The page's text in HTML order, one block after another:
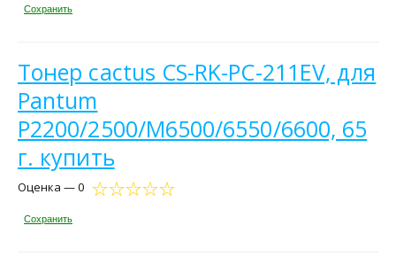
Сохранить
Тонер cactus CS-RK-PC-211EV, для
Pantum
P2200/2500/M6500/6550/6600, 65
г. купить
Оценка — 0
Сохранить